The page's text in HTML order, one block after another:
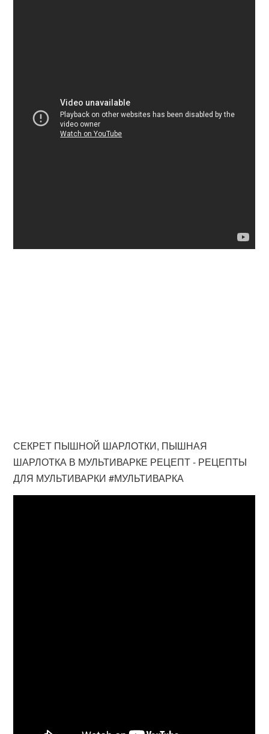
СЕКРЕТ ПЫШНОЙ ШАРЛОТКИ, ПЫШНАЯ
ШАРЛОТКА В МУЛЬТИВАРКЕ РЕЦЕПТ - РЕЦЕПТЫ
ДЛЯ МУЛЬТИВАРКИ #МУЛЬТИВАРКА